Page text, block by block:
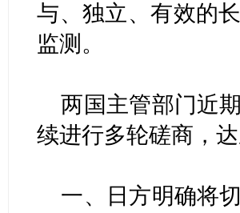
与、独立、有效的
监测。
两国主管部门近
续进行多轮磋商，
一、日方明确将